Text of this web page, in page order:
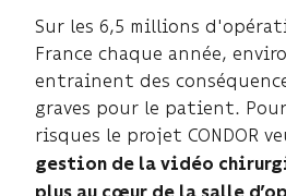
Sur les 6,5 millions
France chaque année,
entrainent des
graves pour le patient.
risques le projet CONDOR
gestion de la vidéo